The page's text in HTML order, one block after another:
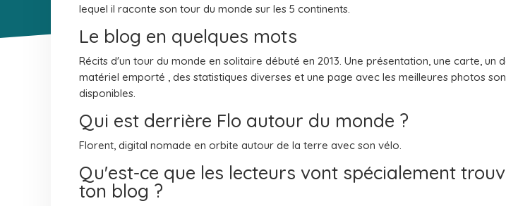
lequel il raconte son tour du monde sur les 5 continents.
Le blog en quelques mots
Récits d'un tour du monde en solitaire débuté en 2013. Une présentation, une carte, un
matériel emporté , des statistiques diverses et une page avec les meilleures photos
disponibles.
Qui est derrière Flo autour du monde ?
Florent, digital nomade en orbite autour de la terre avec son vélo.
Qu'est-ce que les lecteurs vont spécialement
ton blog ?